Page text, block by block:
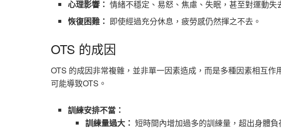
心理影響： 情緒不穩定、易怒、焦慮、失眠，甚至對運動失
恢復困難： 即使經過充分休息，疲勞感仍然揮之不去。
OTS 的成因
OTS 的成因非常複雜，並非單一因素造成，而是多種因素相互作
可能導致OTS。
訓練安排不當：
訓練量過大： 短時間內增加過多的訓練量，超出身體負